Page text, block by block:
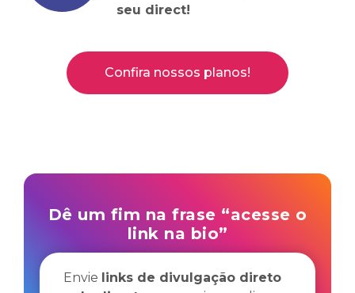
seu direct!
Confira nossos planos!
Dê um fim na frase “acesse o
link na bio”
Envie links de divulgação direto